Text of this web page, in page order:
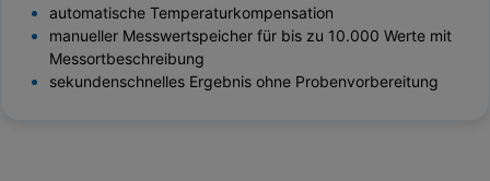
automatische Temperaturkompensation
manueller Messwertspeicher für bis zu 10.000 Werte mit
Messortbeschreibung
sekundenschnelles Ergebnis ohne Probenvorbereitung